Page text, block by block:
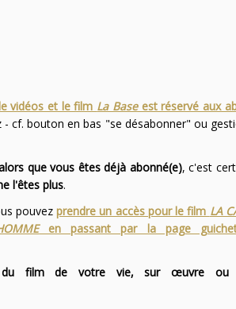
vidéos et le film La Baseest réservé aux
bouton en bas "se désabonner" ou
que vous êtes déjà abonné(e), c'est
l'êtes plus.
pouvezprendre un accès pour le film LA
en passant par la page
du film de votre vie, sur œuvre ou